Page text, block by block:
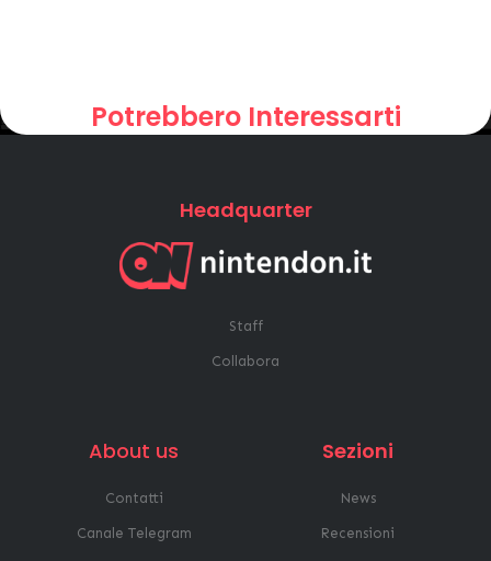
Potrebbero Interessarti
Headquarter
Staff
Collabora
About us
Contatti
Canale Telegram
Sezioni
News
Recensioni